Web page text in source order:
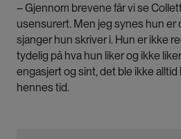
– Gjennom brevene får vi se
usensurert. Men jeg synes hun er
sjanger hun skriver i. Hun er ikke
tydelig på hva hun liker og ikke
engasjert og sint, det ble ikke
hennes tid.